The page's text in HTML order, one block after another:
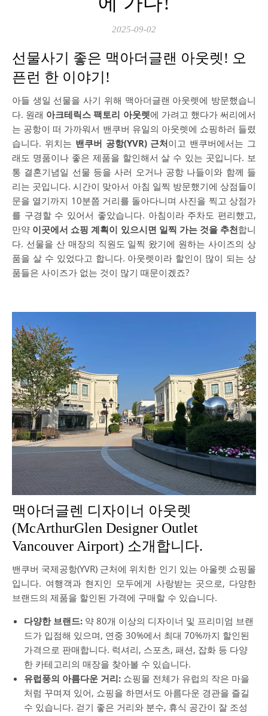
2025-09-02
선물사기 좋은 맥아더글랜 아웃렛! 오
픈런 한 이야기!
아들 생일 선물을 사기 위해 맥아더글랜 아웃렛에 방문했습니
다. 원래 아크테릭스 팩토리 아웃렛에 가려고 했다가 써리에서
는 공항이 떠 가까워서 밴쿠버 유일의 아웃렛에 쇼핑하러 들렸
습니다. 위치는 밴쿠버 공항(YVR) 근처이고 밴쿠버에서는 그
래도 명품이나 좋은 제품을 할인해서 살 수 있는 곳입니다. 보
통 결혼기념일 선물 등을 사러 오거나 공항 나들이와 함께 들
리는 곳입니다. 시간이 맞아서 아침 일찍 방문했기에 상점들이
문을 열기까지 10분쯤 거리를 돌아다니며 사진을 찍고 상점가
를 구경할 수 있어서 좋았습니다. 아침이라 주차도 편리했고,
만약 이곳에서 쇼핑 계획이 있으시면 일찍 가는 것을 추천합니
다. 선물을 산 매장의 직원도 일찍 왔기에 원하는 사이즈의 상
품을 살 수 있었다고 합니다. 아웃렛이라 할인이 많이 되는 상
품들은 사이즈가 없는 것이 많기 때문이겠죠?
맥아더글렌 디자이너 아웃렛
(McArthurGlen Designer Outlet
Vancouver Airport) 소개합니다.
밴쿠버 국제공항(YVR) 근처에 위치한 인기 있는 아울렛 쇼핑몰
입니다. 여행객과 현지인 모두에게 사랑받는 곳으로, 다양한
브랜드의 제품을 할인된 가격에 구매할 수 있습니다.
다양한 브랜드: 약 80개 이상의 디자이너 및 프리미엄 브랜
드가 입점해 있으며, 연중 30%에서 최대 70%까지 할인된
가격으로 판매합니다. 럭셔리, 스포츠, 패션, 잡화 등 다양
한 카테고리의 매장을 찾아볼 수 있습니다.
유럽풍의 아름다운 거리: 쇼핑몰 전체가 유럽의 작은 마을
처럼 꾸며져 있어, 쇼핑을 하면서도 아름다운 경관을 즐길
수 있습니다. 걷기 좋은 거리와 분수, 휴식 공간이 잘 조성